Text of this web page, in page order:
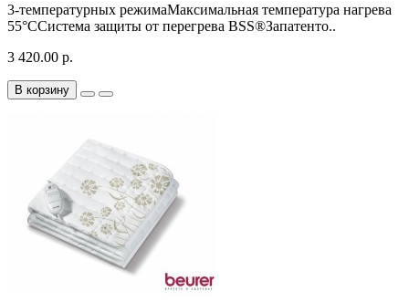
3-температурных режимаМаксимальная температура нагрева
55°CСистема защиты от перегрева BSS®Запатенто..
3 420.00 р.
В корзину